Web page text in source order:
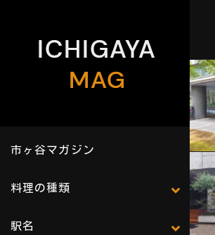
市ヶ谷マガジン
料理の種類
駅名